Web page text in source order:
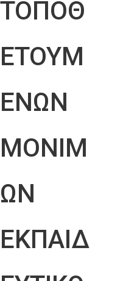
ΤΟΠΟΘ
ΕΤΟΥΜ
ΕΝΩΝ
ΜΟΝΙΜ
ΩΝ
ΕΚΠΑΙΔ